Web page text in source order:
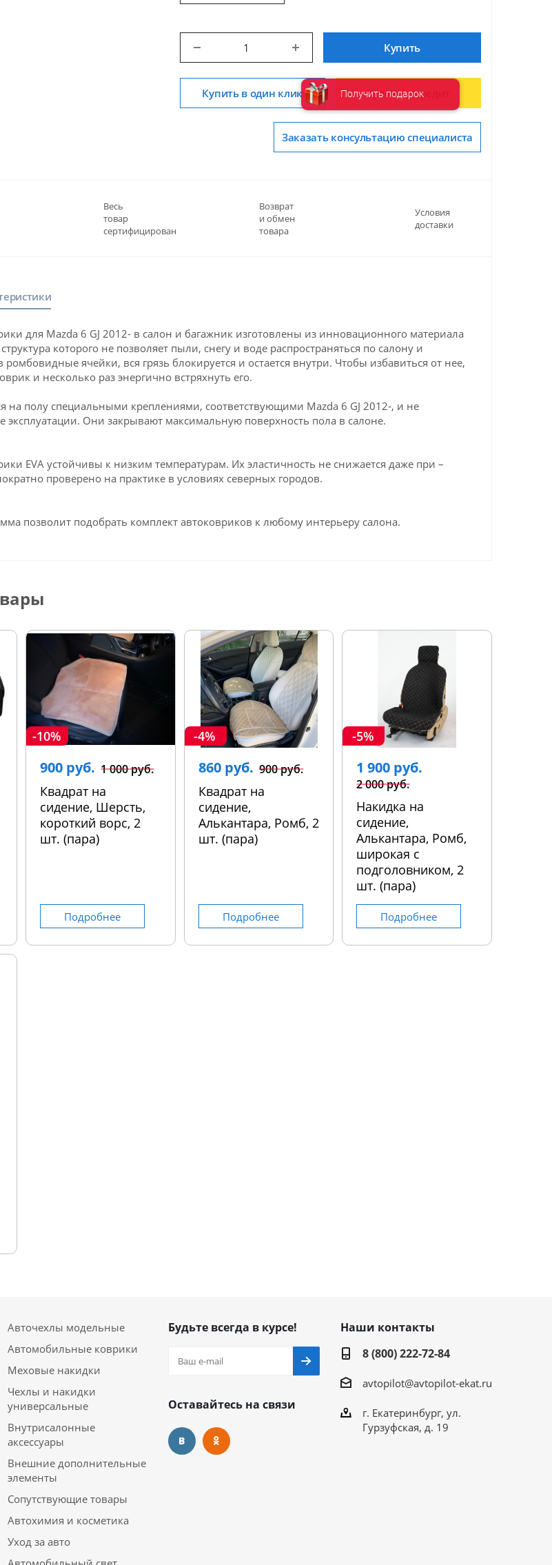
Купить
Купить в один клик Купить в кредит
Заказать консультацию специалиста
Весь
товар
сертифицирован
Возврат
и обмен
товара
Условия
доставки
для Mazda 6 GJ 2012- в салон и багажник изготовлены из инновационного материала
структура которого не позволяет пыли, снегу и воде распространяться по салону и
ромбовидные ячейки, вся грязь блокируется и остается внутри. Чтобы избавиться от нее,
и несколько раз энергично встряхнуть его.
на полу специальными креплениями, соответствующими Mazda 6 GJ 2012-, и не
эксплуатации. Они закрывают максимальную поверхность пола в салоне.
EVA устойчивы к низким температурам. Их эластичность не снижается даже при –
проверено на практике в условиях северных городов.
позволит подобрать комплект автоковриков к любому интерьеру салона.
-10%
900 руб. 1 000 руб.
Квадрат на
сидение, Шерсть,
короткий ворс, 2
шт. (пара)
Подробнее
-4%
860 руб. 900 руб.
Квадрат на
сидение,
Алькантара, Ромб, 2
шт. (пара)
Подробнее
-5%
1 900 руб.
2 000 руб.
Накидка на
сидение,
Алькантара, Ромб,
широкая с
подголовником, 2
шт. (пара)
Подробнее
Авточехлы модельные
Автомобильные коврики
Меховые накидки
Чехлы и накидки
универсальные
Внутрисалонные
аксессуары
Внешние дополнительные
элементы
Сопутствующие товары
Автохимия и косметика
Уход за авто
Будьте всегда в курсе!
Оставайтесь на связи
Наши контакты
8 (800) 222-72-84
avtopilot@avtopilot-ekat.ru
г. Екатеринбург, ул.
Гурзуфская, д. 19
Получить подарок